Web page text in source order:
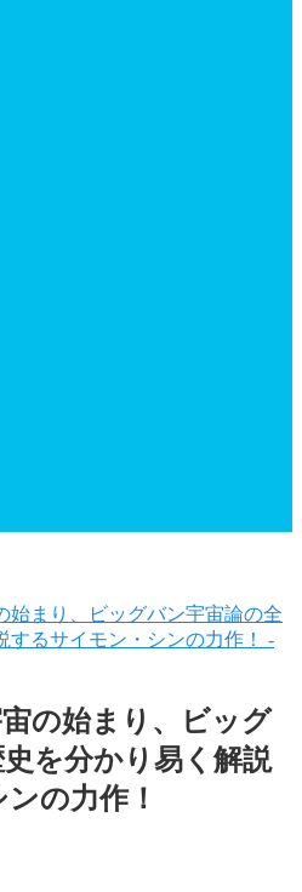
始まり、ビッグバン宇宙論の全
するサイモン・シンの力作！ -
宙の始まり、ビッグ
を分かり易く解説
の力作！